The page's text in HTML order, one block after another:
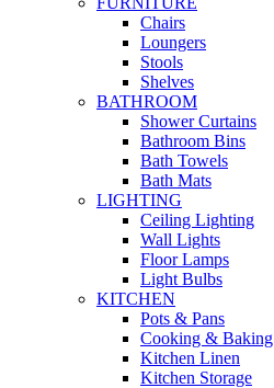
Chairs
Loungers
Stools
Shelves
BATHROOM
Shower Curtains
Bathroom Bins
Bath Towels
Bath Mats
LIGHTING
Ceiling Lighting
Wall Lights
Floor Lamps
Light Bulbs
KITCHEN
Pots & Pans
Cooking & Baking
Kitchen Linen
Kitchen Storage